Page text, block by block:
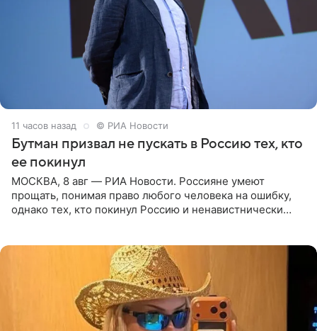
11 часов назад © РИА Новости
Бутман призвал не пускать в Россию тех, кто
ее покинул
МОСКВА, 8 авг — РИА Новости. Россияне умеют
прощать, понимая право любого человека на ошибку,
однако тех, кто покинул Россию и ненавистнически